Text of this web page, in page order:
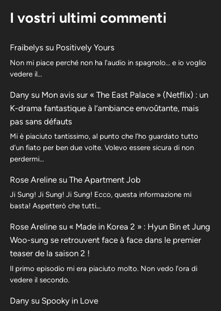
I vostri ultimi commenti
Fraibelys su Positively Yours
Non mi piace perché non ha l'audio in spagnolo... e io voglio
vedere il...
Dany su Mon avis sur « The East Palace » (Netflix) : un
K-drama fantastique à l’ambiance envoûtante, mais
pas sans défauts
Mi è piaciuto tantissimo, al punto che l’ho guardato tutto
d’un fiato per ben due volte. Volevo essere sicura di non
perdermi…
Rose Areline su The Apartment Job
Ji Sung! Ji Sung! Ji Sung! Ecco, questa informazione mi
basta! Aspetterò che tutti…
Rose Areline su « Made in Korea 2 » : Hyun Bin et Jung
Woo-sung se retrouvent face à face dans le premier
teaser de la saison 2 !
Il primo episodio mi era piaciuto molto. Non vedo l'ora di
vedere il secondo.
Dany su Spooky in Love